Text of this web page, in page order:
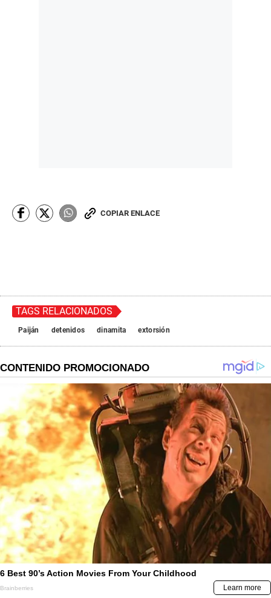
COPIAR ENLACE
TAGS RELACIONADOS
Paiján detenidos dinamita extorsión